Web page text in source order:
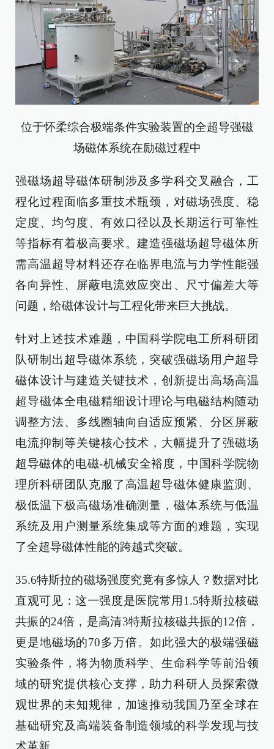
位于怀柔综合极端条件实验装置的全超导强磁
场磁体系统在励磁过程中
强磁场超导磁体研制涉及多学科交叉融合，工
程化过程面临多重技术瓶颈，对磁场强度、稳
定度、均匀度、有效口径以及长期运行可靠性
等指标有着极高要求。建造强磁场超导磁体所
需高温超导材料还存在临界电流与力学性能强
各向异性、屏蔽电流效应突出、尺寸偏差大等
问题，给磁体设计与工程化带来巨大挑战。
针对上述技术难题，中国科学院电工所科研团
队研制出超导磁体系统，突破强磁场用户超导
磁体设计与建造关键技术，创新提出高场高温
超导磁体全电磁精细设计理论与电磁结构随动
调整方法、多线圈轴向自适应预紧、分区屏蔽
电流抑制等关键核心技术，大幅提升了强磁场
超导磁体的电磁-机械安全裕度，中国科学院物
理所科研团队克服了高温超导磁体健康监测、
极低温下极高磁场准确测量，磁体系统与低温
系统及用户测量系统集成等方面的难题，实现
了全超导磁体性能的跨越式突破。
35.6特斯拉的磁场强度究竟有多惊人？数据对比
直观可见：这一强度是医院常用1.5特斯拉核磁
共振的24倍，是高清3特斯拉核磁共振的12倍，
更是地磁场的70多万倍。如此强大的极端强磁
实验条件，将为物质科学、生命科学等前沿领
域的研究提供核心支撑，助力科研人员探索微
观世界的未知规律，加速推动我国乃至全球在
基础研究及高端装备制造领域的科学发现与技
术革新。